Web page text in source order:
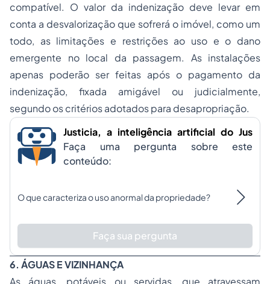
compatível. O valor da indenização deve levar em
conta a desvalorização que sofrerá o imóvel, como um
todo, as limitações e restrições ao uso e o dano
emergente no local da passagem. As instalações
apenas poderão ser feitas após o pagamento da
indenização, fixada amigável ou judicialmente,
segundo os critérios adotados para desapropriação.
Justicia, a inteligência artificial do Jus
Faça uma pergunta sobre este
conteúdo:
O que caracteriza o uso anormal da propriedade?
Faça sua pergunta
6. ÁGUAS E VIZINHANÇA